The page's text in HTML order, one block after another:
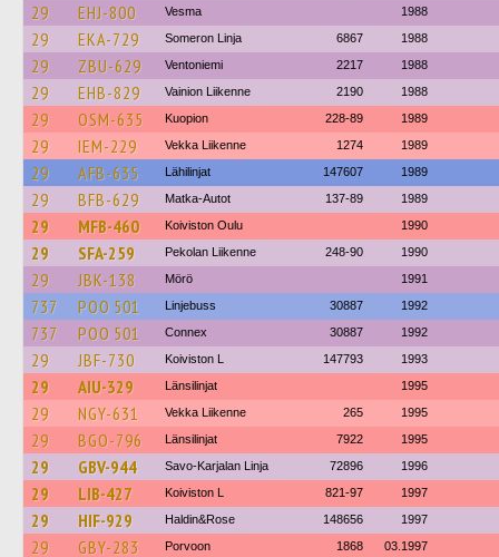
29 EHJ-800 Vesma 1988
29 EKA-729 Someron Linja 6867 1988
29 ZBU-629 Ventoniemi 2217 1988
29 EHB-829 Vainion Liikenne 2190 1988
29 OSM-635 Kuopion 228-89 1989
29 IEM-229 Vekka Liikenne 1274 1989
29 AFB-635 Lähilinjat 147607 1989
29 BFB-629 Matka-Autot 137-89 1989
29 MFB-460 Koiviston Oulu 1990
29 SFA-259 Pekolan Liikenne 248-90 1990
29 JBK-138 Mörö 1991
737 POO 501 Linjebuss 30887 1992
737 POO 501 Connex 30887 1992
29 JBF-730 Koiviston L 147793 1993
29 AIU-329 Länsilinjat 1995
29 NGY-631 Vekka Liikenne 265 1995
29 BGO-796 Länsilinjat 7922 1995
29 GBV-944 Savo-Karjalan Linja 72896 1996
29 LIB-427 Koiviston L 821-97 1997
29 HIF-929 Haldin&Rose 148656 1997
29 GBY-283 Porvoon 1868 03.1997